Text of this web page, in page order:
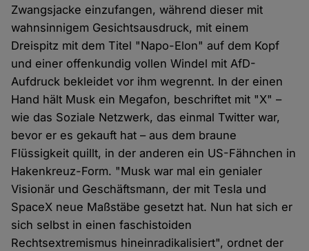
Zwangsjacke einzufangen, während dieser mit
wahnsinnigem Gesichtsausdruck, mit einem
Dreispitz mit dem Titel "Napo-Elon" auf dem Kopf
und einer offenkundig vollen Windel mit AfD-
Aufdruck bekleidet vor ihm wegrennt. In der einen
Hand hält Musk ein Megafon, beschriftet mit "X" –
wie das Soziale Netzwerk, das einmal Twitter war,
bevor er es gekauft hat – aus dem braune
Flüssigkeit quillt, in der anderen ein US-Fähnchen in
Hakenkreuz-Form. "Musk war mal ein genialer
Visionär und Geschäftsmann, der mit Tesla und
SpaceX neue Maßstäbe gesetzt hat. Nun hat sich er
sich selbst in einen faschistoiden
Rechtsextremismus hineinradikalisiert", ordnet der